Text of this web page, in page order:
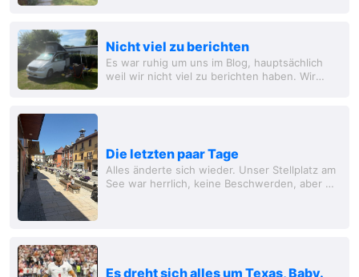
Nicht viel zu berichten
Es war ruhig um uns im Blog, hauptsächlich
weil wir nicht viel zu berichten haben. Wir
Die letzten paar Tage
Alles änderte sich wieder. Unser Stellplatz am
See war herrlich, keine Beschwerden, aber wir
Es dreht sich alles um Texas, Baby.